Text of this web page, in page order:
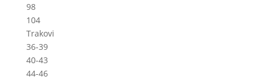
98
104
Trakovi
36-39
40-43
44-46